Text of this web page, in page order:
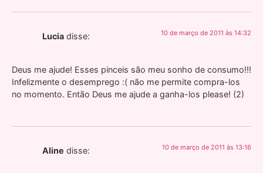
Lucia disse: 10 de março de 2011 às 14:32
Deus me ajude! Esses pinceis são meu sonho de consumo!!!
Infelizmente o desemprego :( não me permite compra-los
no momento. Então Deus me ajude a ganha-los please! (2)
Aline disse: 10 de março de 2011 às 13:16